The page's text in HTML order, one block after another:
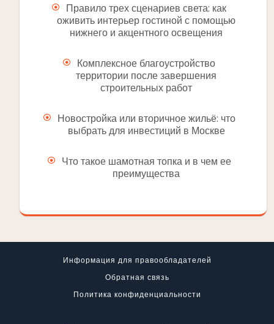
Правило трех сценариев света: как
оживить интерьер гостиной с помощью
нижнего и акцентного освещения
Комплексное благоустройство
территории после завершения
строительных работ
Новостройка или вторичное жильё: что
выбрать для инвестиций в Москве
Что такое шамотная топка и в чем ее
преимущества
Информация для правообладателей
Обратная связь
Политика конфиденциальности